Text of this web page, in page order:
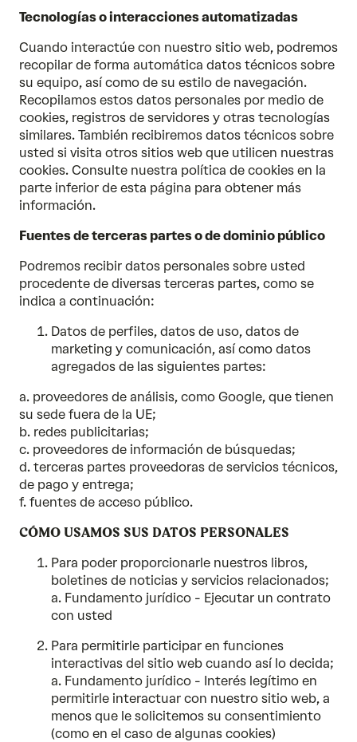
Tecnologías o interacciones automatizadas
Cuando interactúe con nuestro sitio web, podremos
recopilar de forma automática datos técnicos sobre
su equipo, así como de su estilo de navegación.
Recopilamos estos datos personales por medio de
cookies, registros de servidores y otras tecnologías
similares. También recibiremos datos técnicos sobre
usted si visita otros sitios web que utilicen nuestras
cookies. Consulte nuestra política de cookies en la
parte inferior de esta página para obtener más
información.
Fuentes de terceras partes o de dominio público
Podremos recibir datos personales sobre usted
procedente de diversas terceras partes, como se
indica a continuación:
Datos de perfiles, datos de uso, datos de
marketing y comunicación, así como datos
agregados de las siguientes partes:
a. proveedores de análisis, como Google, que tienen
su sede fuera de la UE;
b. redes publicitarias;
c. proveedores de información de búsquedas;
d. terceras partes proveedoras de servicios técnicos,
de pago y entrega;
f. fuentes de acceso público.
CÓMO USAMOS SUS DATOS PERSONALES
Para poder proporcionarle nuestros libros,
boletines de noticias y servicios relacionados;
a. Fundamento jurídico - Ejecutar un contrato
con usted
Para permitirle participar en funciones
interactivas del sitio web cuando así lo decida;
a. Fundamento jurídico - Interés legítimo en
permitirle interactuar con nuestro sitio web, a
menos que le solicitemos su consentimiento
(como en el caso de algunas cookies)